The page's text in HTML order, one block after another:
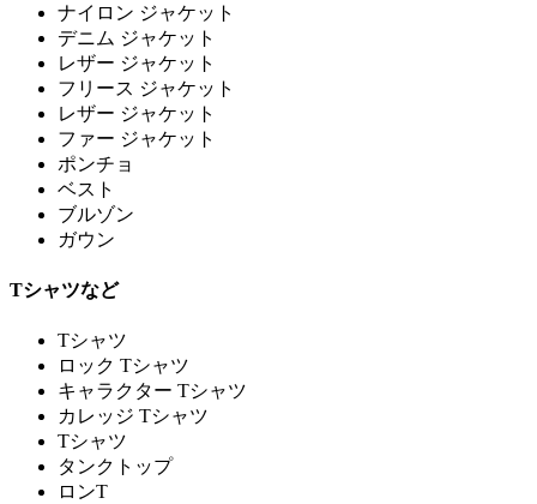
ナイロン ジャケット
デニム ジャケット
レザー ジャケット
フリース ジャケット
レザー ジャケット
ファー ジャケット
ポンチョ
ベスト
ブルゾン
ガウン
Tシャツなど
Tシャツ
ロック Tシャツ
キャラクター Tシャツ
カレッジ Tシャツ
Tシャツ
タンクトップ
ロンT